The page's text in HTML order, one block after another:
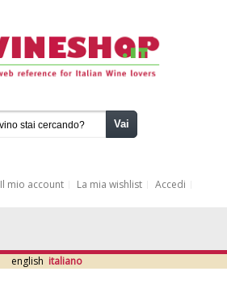
Vai
Il mio account La mia wishlist Accedi
english italiano